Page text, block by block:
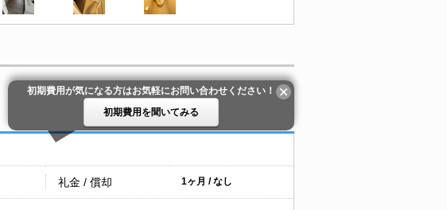
初期費用が気になる方はお気軽にお問い合わせください！
初期費用を聞いてみる
礼金 / 償却 1ヶ月 / なし